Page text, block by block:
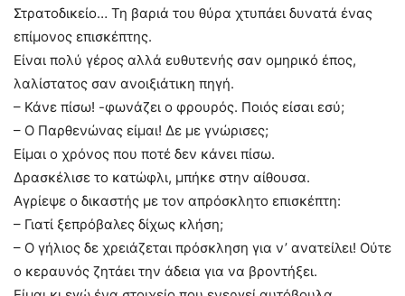
Στρατοδικείο… Τη βαριά του θύρα χτυπάει δυνατά ένας
επίμονος επισκέπτης.
Είναι πολύ γέρος αλλά ευθυτενής σαν ομηρικό έπος,
λαλίστατος σαν ανοιξιάτικη πηγή.
– Κάνε πίσω! -φωνάζει ο φρουρός. Ποιός είσαι εσύ;
– Ο Παρθενώνας είμαι! Δε με γνώρισες;
Είμαι ο χρόνος που ποτέ δεν κάνει πίσω.
Δρασκέλισε το κατώφλι, μπήκε στην αίθουσα.
Αγρίεψε ο δικαστής με τον απρόσκλητο επισκέπτη:
– Γιατί ξεπρόβαλες δίχως κλήση;
– Ο γήλιος δε χρειάζεται πρόσκληση για ν’ ανατείλει! Ούτε
ο κεραυνός ζητάει την άδεια για να βροντήξει.